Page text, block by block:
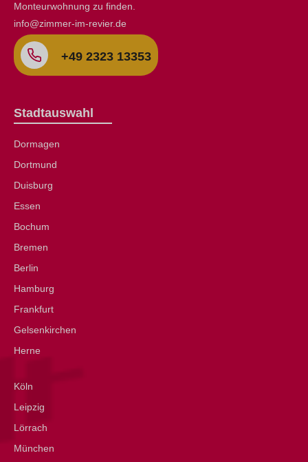
Monteurwohnung zu finden.
info@zimmer-im-revier.de
+49 2323 13353
Stadtauswahl
Dormagen
Dortmund
Duisburg
Essen
Bochum
Bremen
Berlin
Hamburg
Frankfurt
Gelsenkirchen
Herne
Köln
Leipzig
Lörrach
München